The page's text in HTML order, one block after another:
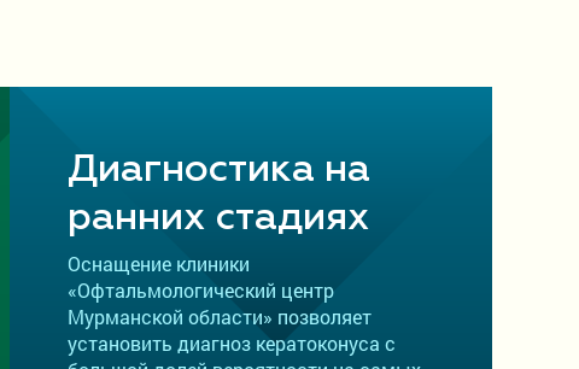
Диагностика на
ранних стадиях
Оснащение клиники
«Офтальмологический центр
Мурманской области» позволяет
установить диагноз кератоконуса с